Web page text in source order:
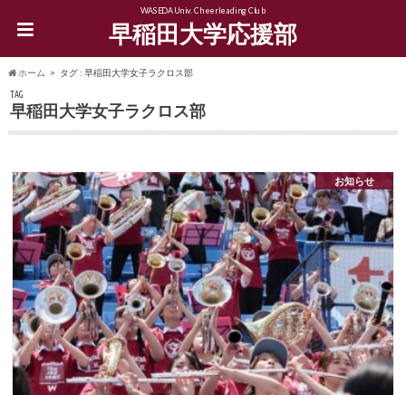
WASEDA Univ. Cheerleading Club
早稲田大学応援部
ホーム タグ : 早稲田大学女子ラクロス部
TAG
早稲田大学女子ラクロス部
お知らせ